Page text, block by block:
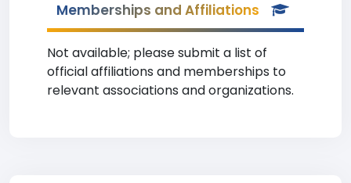
Memberships and Affiliations
Not available; please submit a list of
official affiliations and memberships to
relevant associations and organizations.